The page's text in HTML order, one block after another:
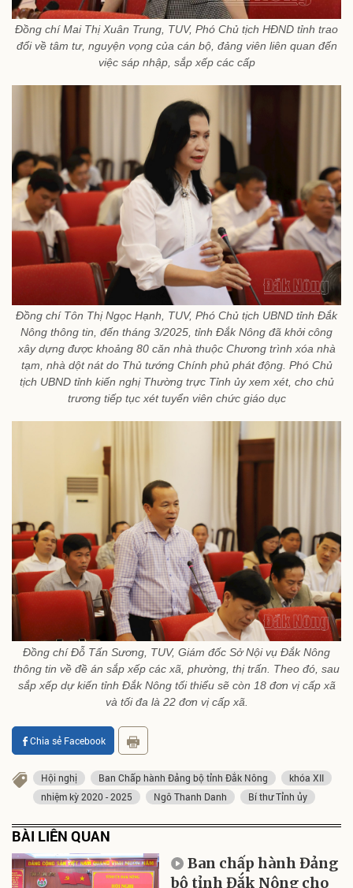
Đồng chí Mai Thị Xuân Trung, TUV, Phó Chủ tịch HĐND tỉnh trao
đổi về tâm tư, nguyện vọng của cán bộ, đảng viên liên quan đến
việc sáp nhập, sắp xếp các cấp
Đồng chí Tôn Thị Ngọc Hạnh, TUV, Phó Chủ tịch UBND tỉnh Đắk
Nông thông tin, đến tháng 3/2025, tỉnh Đắk Nông đã khởi công
xây dựng được khoảng 80 căn nhà thuộc Chương trình xóa nhà
tạm, nhà dột nát do Thủ tướng Chính phủ phát động. Phó Chủ
tịch UBND tỉnh kiến nghị Thường trực Tỉnh ủy xem xét, cho chủ
trương tiếp tục xét tuyển viên chức giáo dục
Đồng chí Đỗ Tấn Sương, TUV, Giám đốc Sở Nội vụ Đắk Nông
thông tin về đề án sắp xếp các xã, phường, thị trấn. Theo đó, sau
sắp xếp dự kiến tỉnh Đắk Nông tối thiểu sẽ còn 18 đơn vị cấp xã
và tối đa là 22 đơn vị cấp xã.
Chia sẻ Facebook
Hội nghị Ban Chấp hành Đảng bộ tỉnh Đắk Nông
khóa XII
nhiệm kỳ 2020 - 2025
Ngô Thanh Danh Bí thư Tỉnh ủy
BÀI LIÊN QUAN
Ban chấp hành Đảng
bộ tỉnh Đắk Nông cho